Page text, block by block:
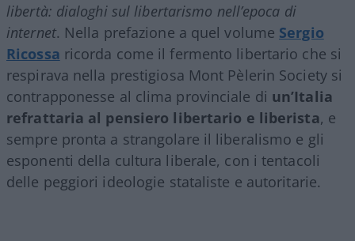
libertà: dialoghi sul libertarismo nell’epoca di
internet. Nella prefazione a quel volume Sergio
Ricossa ricorda come il fermento libertario che si
respirava nella prestigiosa Mont Pèlerin Society si
contrapponesse al clima provinciale di un’Italia
refrattaria al pensiero libertario e liberista, e
sempre pronta a strangolare il liberalismo e gli
esponenti della cultura liberale, con i tentacoli
delle peggiori ideologie stataliste e autoritarie.